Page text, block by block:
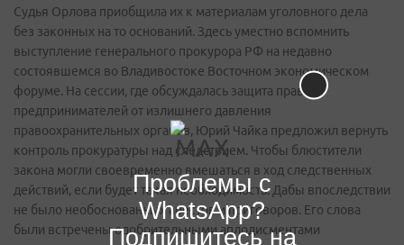
Судья Орлова приобщила их к материалам уголовного дела
без законных на то оснований. Здесь уместно вспомнить
выступление генерального прокурора РФ на недавно
состоявшемся во Владивостоке Восточном экономическом
форуме. На сессии, где обсуждалась защита прав
предпринимателей от излишнего давления
правоохранительных органов, Юрий Чайка предложил вернуть
контроль прокуратуры над следствием. Чтобы блюстители
закона могли своевременно вмешаться в ход следственных
действий, если будет такая необходимость. Дабы впоследствии
не было необоснованных арестов и приговоров. Его слова
были встречены одобрительными аплодисментами
Проблемы с
WhatsApp?
Подпишитесь на